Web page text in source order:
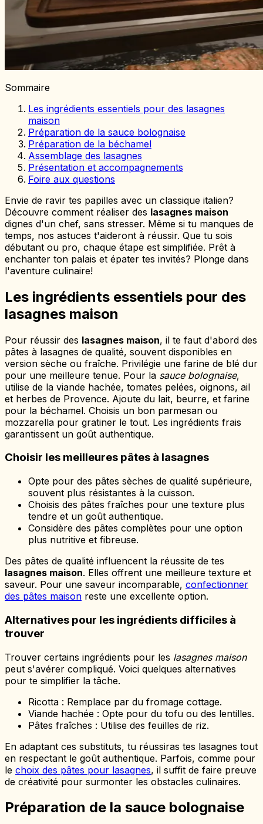
Sommaire
Les ingrédients essentiels pour des lasagnes
maison
Préparation de la sauce bolognaise
Préparation de la béchamel
Assemblage des lasagnes
Présentation et accompagnements
Foire aux questions
Envie de ravir tes papilles avec un classique italien?
Découvre comment réaliser des lasagnes maison
dignes d'un chef, sans stresser. Même si tu manques de
temps, nos astuces t'aideront à réussir. Que tu sois
débutant ou pro, chaque étape est simplifiée. Prêt à
enchanter ton palais et épater tes invités? Plonge dans
l'aventure culinaire!
Les ingrédients essentiels pour des
lasagnes maison
Pour réussir des lasagnes maison, il te faut d'abord des
pâtes à lasagnes de qualité, souvent disponibles en
version sèche ou fraîche. Privilégie une farine de blé dur
pour une meilleure tenue. Pour la sauce bolognaise,
utilise de la viande hachée, tomates pelées, oignons, ail
et herbes de Provence. Ajoute du lait, beurre, et farine
pour la béchamel. Choisis un bon parmesan ou
mozzarella pour gratiner le tout. Les ingrédients frais
garantissent un goût authentique.
Choisir les meilleures pâtes à lasagnes
Opte pour des pâtes sèches de qualité supérieure,
souvent plus résistantes à la cuisson.
Choisis des pâtes fraîches pour une texture plus
tendre et un goût authentique.
Considère des pâtes complètes pour une option
plus nutritive et fibreuse.
Des pâtes de qualité influencent la réussite de tes
lasagnes maison. Elles offrent une meilleure texture et
saveur. Pour une saveur incomparable, confectionner
des pâtes maison reste une excellente option.
Alternatives pour les ingrédients difficiles à
trouver
Trouver certains ingrédients pour les lasagnes maison
peut s'avérer compliqué. Voici quelques alternatives
pour te simplifier la tâche.
Ricotta : Remplace par du fromage cottage.
Viande hachée : Opte pour du tofu ou des lentilles.
Pâtes fraîches : Utilise des feuilles de riz.
En adaptant ces substituts, tu réussiras tes lasagnes tout
en respectant le goût authentique. Parfois, comme pour
le choix des pâtes pour lasagnes, il suffit de faire preuve
de créativité pour surmonter les obstacles culinaires.
Préparation de la sauce bolognaise